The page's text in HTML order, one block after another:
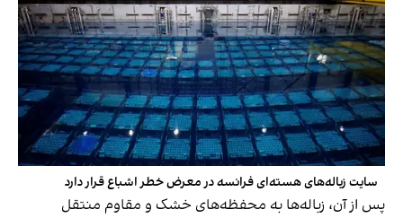
سایت زباله‌های هسته‌ای فرانسه در معرض خطر اشباع قرار دارد
پس از آن، زباله‌ها به محفظه‌های خشک و مقاوم منتقل